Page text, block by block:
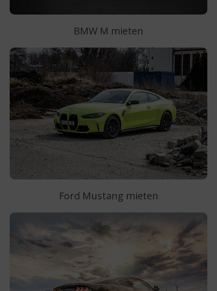
BMW M mieten
Ford Mustang mieten